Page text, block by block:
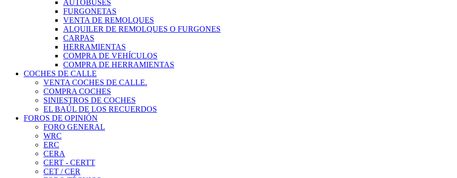
AUTOBUSES
FURGONETAS
VENTA DE REMOLQUES
ALQUILER DE REMOLQUES O FURGONES
CARPAS
HERRAMIENTAS
COMPRA DE VEHÍCULOS
COMPRA DE HERRAMIENTAS
COCHES DE CALLE
VENTA COCHES DE CALLE.
COMPRA COCHES
SINIESTROS DE COCHES
EL BAÚL DE LOS RECUERDOS
FOROS DE OPINIÓN
FORO GENERAL
WRC
ERC
CERA
CERT - CERTT
CET / CER